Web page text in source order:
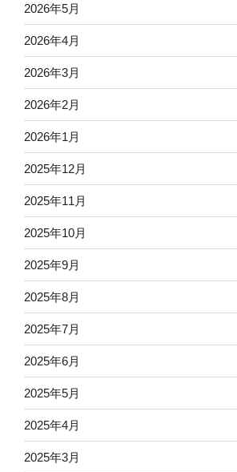
2026年5月
2026年4月
2026年3月
2026年2月
2026年1月
2025年12月
2025年11月
2025年10月
2025年9月
2025年8月
2025年7月
2025年6月
2025年5月
2025年4月
2025年3月